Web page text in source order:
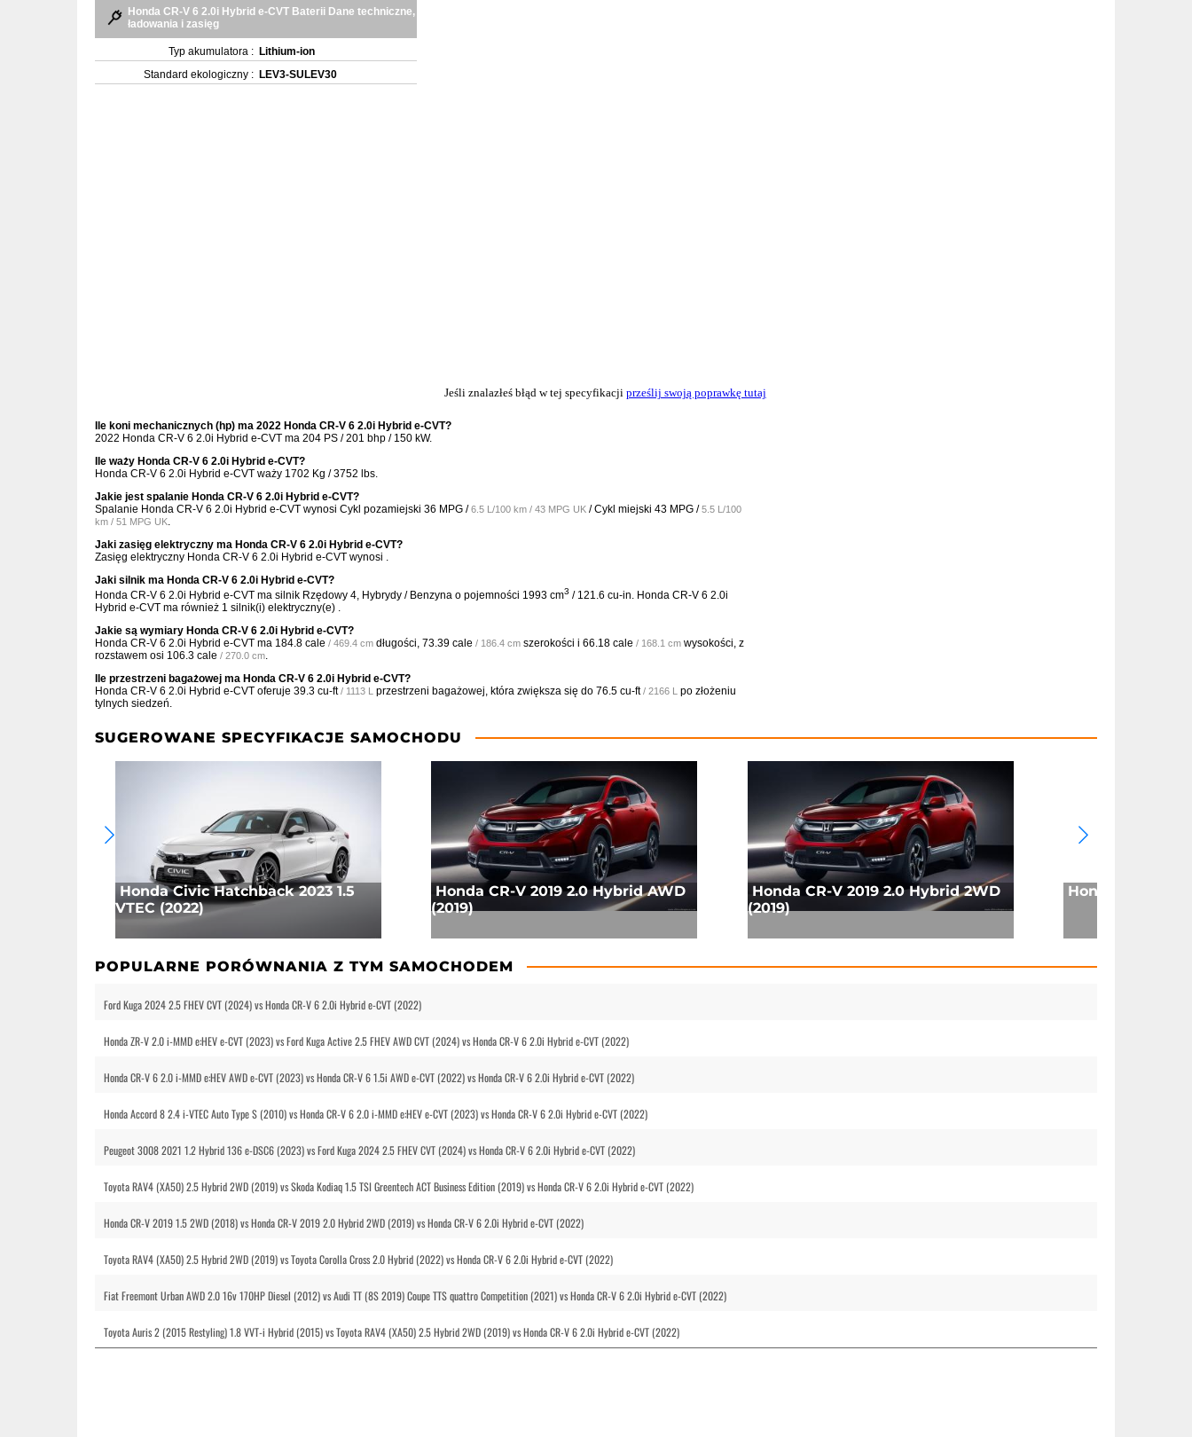
Honda CR-V 6 2.0i Hybrid e-CVT Baterii Dane techniczne,
ładowania i zasięg
Typ akumulatora : Lithium-ion
Standard ekologiczny : LEV3-SULEV30
Jeśli znalazłeś błąd w tej specyfikacji prześlij swoją poprawkę tutaj
Ile koni mechanicznych (hp) ma 2022 Honda CR-V 6 2.0i Hybrid e-CVT?
2022 Honda CR-V 6 2.0i Hybrid e-CVT ma 204 PS / 201 bhp / 150 kW.
Ile waży Honda CR-V 6 2.0i Hybrid e-CVT?
Honda CR-V 6 2.0i Hybrid e-CVT waży 1702 Kg / 3752 lbs.
Jakie jest spalanie Honda CR-V 6 2.0i Hybrid e-CVT?
Spalanie Honda CR-V 6 2.0i Hybrid e-CVT wynosi Cykl pozamiejski 36 MPG /6.5 L/100 km / 43 MPG UK / Cykl miejski 43 MPG /5.5 L/100
km / 51 MPG UK.
Jaki zasięg elektryczny ma Honda CR-V 6 2.0i Hybrid e-CVT?
Zasięg elektryczny Honda CR-V 6 2.0i Hybrid e-CVT wynosi .
Jaki silnik ma Honda CR-V 6 2.0i Hybrid e-CVT?
Honda CR-V 6 2.0i Hybrid e-CVT ma silnik Rzędowy 4, Hybrydy / Benzyna o pojemności 1993 cm3 / 121.6 cu-in. Honda CR-V 6 2.0i
Hybrid e-CVT ma również 1 silnik(i) elektryczny(e) .
Jakie są wymiary Honda CR-V 6 2.0i Hybrid e-CVT?
Honda CR-V 6 2.0i Hybrid e-CVT ma 184.8 cale / 469.4 cm długości, 73.39 cale / 186.4 cm szerokości i 66.18 cale / 168.1 cm wysokości, z
rozstawem osi 106.3 cale / 270.0 cm.
Ile przestrzeni bagażowej ma Honda CR-V 6 2.0i Hybrid e-CVT?
Honda CR-V 6 2.0i Hybrid e-CVT oferuje 39.3 cu-ft / 1113 L przestrzeni bagażowej, która zwiększa się do 76.5 cu-ft / 2166 L po złożeniu
tylnych siedzeń.
SUGEROWANE SPECYFIKACJE SAMOCHODU
Honda Civic Hatchback 2023 1.5
VTEC (2022)
Honda CR-V 2019 2.0 Hybrid AWD
(2019)
Honda CR-V 2019 2.0 Hybrid 2WD
(2019)
Honda CR-V II
POPULARNE PORÓWNANIA Z TYM SAMOCHODEM
Ford Kuga 2024 2.5 FHEV CVT (2024) vs Honda CR-V 6 2.0i Hybrid e-CVT (2022)
Honda ZR-V 2.0 i-MMD e:HEV e-CVT (2023) vs Ford Kuga Active 2.5 FHEV AWD CVT (2024) vs Honda CR-V 6 2.0i Hybrid e-CVT (2022)
Honda CR-V 6 2.0 i-MMD e:HEV AWD e-CVT (2023) vs Honda CR-V 6 1.5i AWD e-CVT (2022) vs Honda CR-V 6 2.0i Hybrid e-CVT (2022)
Honda Accord 8 2.4 i-VTEC Auto Type S (2010) vs Honda CR-V 6 2.0 i-MMD e:HEV e-CVT (2023) vs Honda CR-V 6 2.0i Hybrid e-CVT (2022)
Peugeot 3008 2021 1.2 Hybrid 136 e-DSC6 (2023) vs Ford Kuga 2024 2.5 FHEV CVT (2024) vs Honda CR-V 6 2.0i Hybrid e-CVT (2022)
Toyota RAV4 (XA50) 2.5 Hybrid 2WD (2019) vs Skoda Kodiaq 1.5 TSI Greentech ACT Business Edition (2019) vs Honda CR-V 6 2.0i Hybrid e-CVT (2022)
Honda CR-V 2019 1.5 2WD (2018) vs Honda CR-V 2019 2.0 Hybrid 2WD (2019) vs Honda CR-V 6 2.0i Hybrid e-CVT (2022)
Toyota RAV4 (XA50) 2.5 Hybrid 2WD (2019) vs Toyota Corolla Cross 2.0 Hybrid (2022) vs Honda CR-V 6 2.0i Hybrid e-CVT (2022)
Fiat Freemont Urban AWD 2.0 16v 170HP Diesel (2012) vs Audi TT (8S 2019) Coupe TTS quattro Competition (2021) vs Honda CR-V 6 2.0i Hybrid e-CVT (2022)
Toyota Auris 2 (2015 Restyling) 1.8 VVT-i Hybrid (2015) vs Toyota RAV4 (XA50) 2.5 Hybrid 2WD (2019) vs Honda CR-V 6 2.0i Hybrid e-CVT (2022)